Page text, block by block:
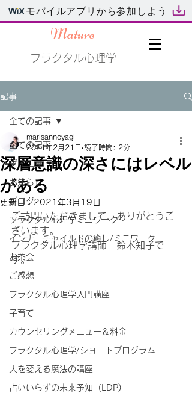
モバイルアプリから参加しよう
Mature
フラクタル心理学
記事
全ての記事
ダイエット
お知らせ
ブログ
フラクタル心理学ミニワーク
インナーチャイルドの癒し/ミニワーク
お茶会
ご感想
フラクタル心理学入門講座
子育て
カウンセリングメニュー＆料金
フラクタル心理学/ショートプログラム
人を変える魔法の講座
占いいらずの未来予知（LDP)
全ての記事
深層意識の深さにはレベル
がある
marisannoyagi
2021年2月21日 読了時間: 2分
更新日：2021年3月19日
ご訪問いただきまして、ありがとうご
ざいます。
フラクタル心理学講師　鈴木知子で
す。